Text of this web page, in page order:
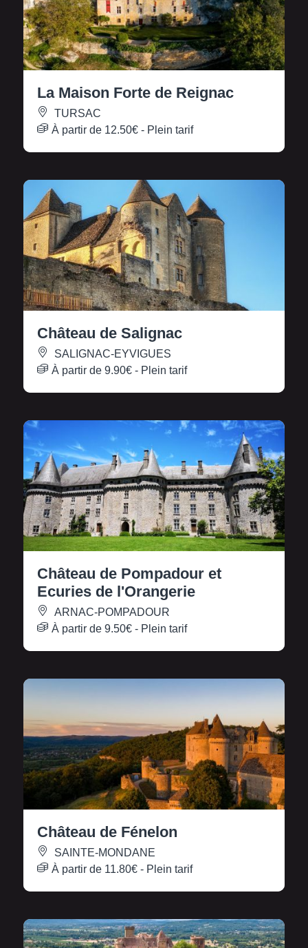
La Maison Forte de Reignac
TURSAC
À partir de 12.50€ - Plein tarif
Château de Salignac
SALIGNAC-EYVIGUES
À partir de 9.90€ - Plein tarif
Château de Pompadour et
Ecuries de l'Orangerie
ARNAC-POMPADOUR
À partir de 9.50€ - Plein tarif
Château de Fénelon
SAINTE-MONDANE
À partir de 11.80€ - Plein tarif